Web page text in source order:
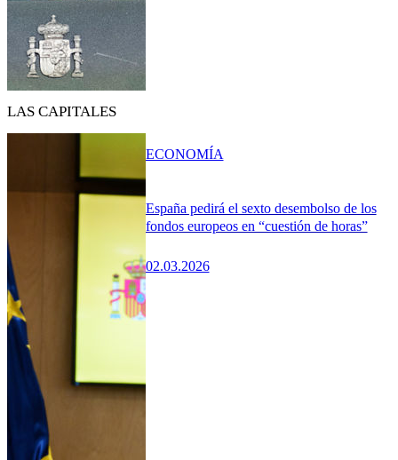
LAS CAPITALES
España pedirá el sexto desembolso de los
fondos europeos en “cuestión de horas”
02.03.2026
ECONOMÍA